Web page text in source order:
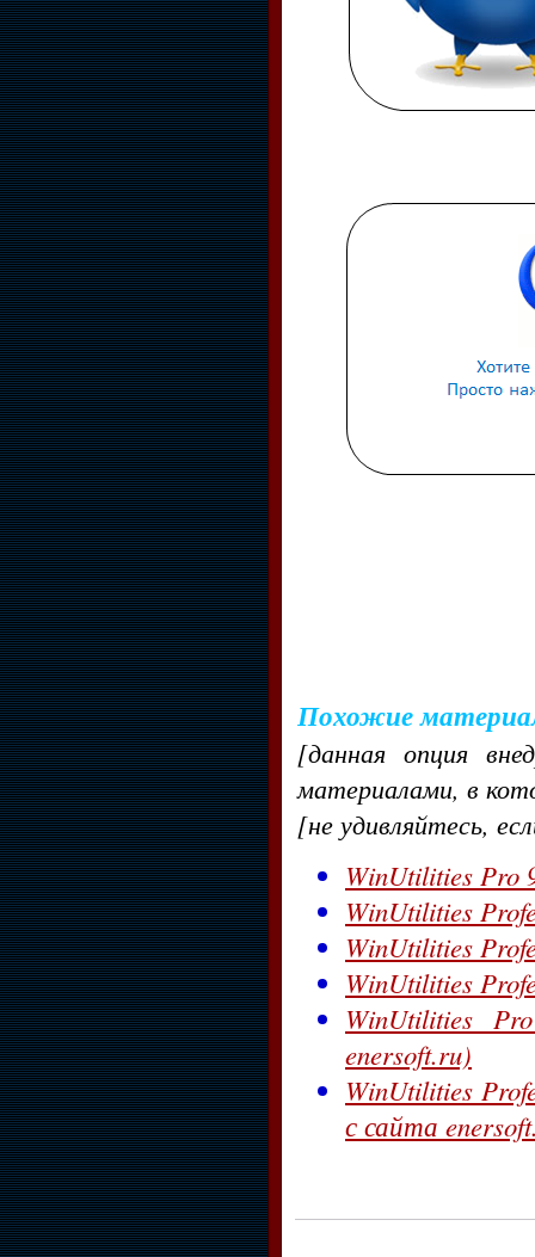
Похожие
[данная опция
материалами, в
[не удивляйтесь,
WinUtilities Pro
WinUtilities
WinUtilities
WinUtilities
WinUtilities
enersoft.ru)
WinUtilities
с сайта